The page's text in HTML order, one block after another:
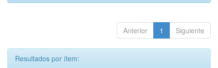
Anterior 1 Siguiente
Resultados por ítem: